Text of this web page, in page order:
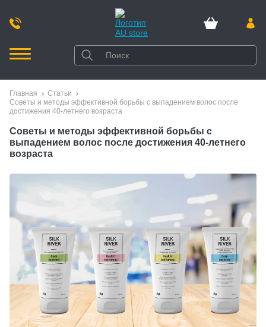
Главная
Статьи
Советы и методы эффективной борьбы с выпадением волос после
достижения 40-летнего возраста
Советы и методы эффективной борьбы с
выпадением волос после достижения 40-летнего
возраста